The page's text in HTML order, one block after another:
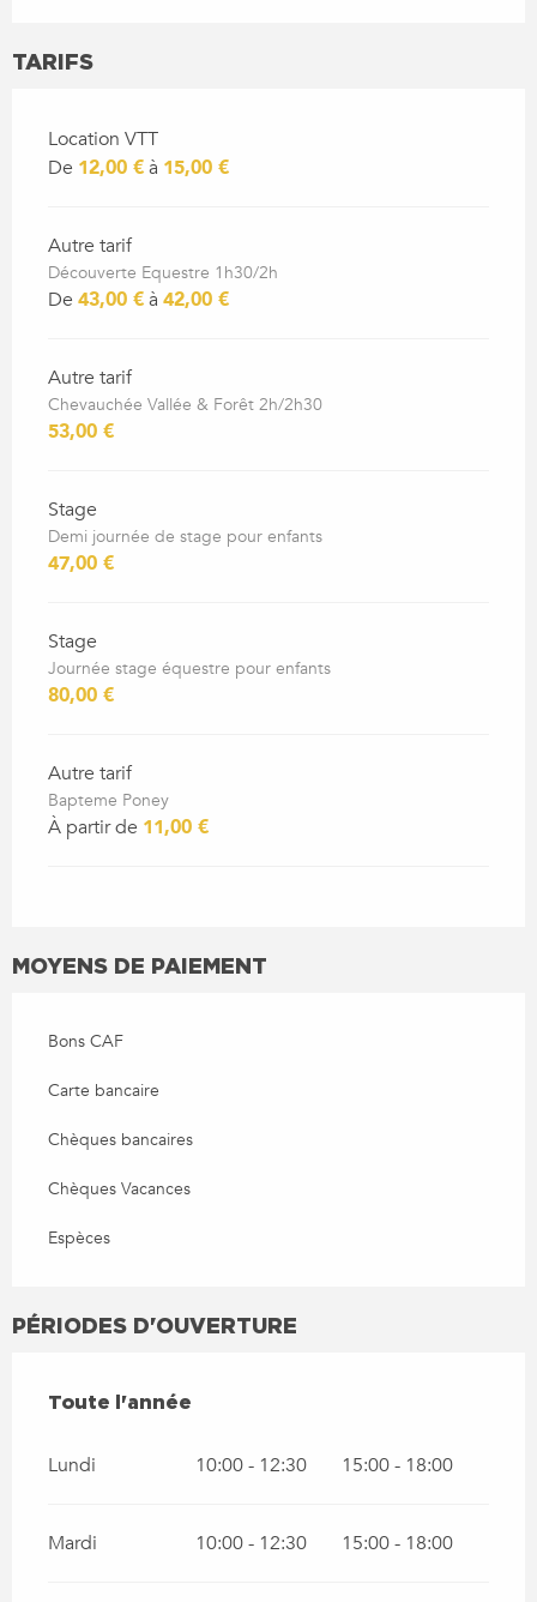
TARIFS
Location VTT
De 12,00 €à 15,00 €
Autre tarif
Découverte Equestre 1h30/2h
De 43,00 €à 42,00 €
Autre tarif
Chevauchée Vallée & Forêt 2h/2h30
53,00 €
Stage
Demi journée de stage pour enfants
47,00 €
Stage
Journée stage équestre pour enfants
80,00 €
Autre tarif
Bapteme Poney
À partir de 11,00 €
MOYENS DE PAIEMENT
Bons CAF
Carte bancaire
Chèques bancaires
Chèques Vacances
Espèces
PÉRIODES D'OUVERTURE
TOUTE L'ANNÉE
Toute l'année
Lundi 10:00 - 12:30 15:00 - 18:00
Mardi 10:00 - 12:30 15:00 - 18:00